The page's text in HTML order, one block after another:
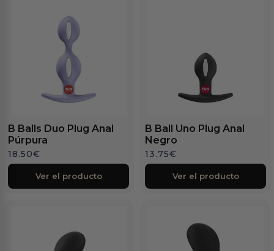
B Balls Duo Plug Anal
Púrpura
18.50€
Ver el producto
B Ball Uno Plug Anal
Negro
13.75€
Ver el producto